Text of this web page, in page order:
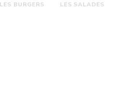
LES BURGERS LES SALADES